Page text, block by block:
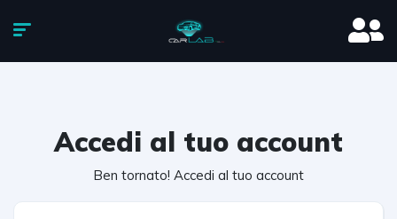
Accedi al tuo account
Ben tornato! Accedi al tuo account